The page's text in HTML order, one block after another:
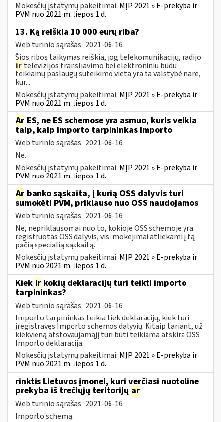
Mokesčių įstatymų pakeitimai: MĮP 2021 » E-prekyba ir
PVM nuo 2021 m. liepos 1 d.
13. Ką reiškia 10 000 eurų riba?
Web turinio sąrašas 2021-06-16
Šios ribos taikymas reiškia, jog telekomunikacijų, radijo
ir televizijos transliavimo bei elektroniniu būdu
teikiamų paslaugų suteikimo vieta yra ta valstybė narė,
kur...
Mokesčių įstatymų pakeitimai: MĮP 2021 » E-prekyba ir
PVM nuo 2021 m. liepos 1 d.
Ar ES, ne ES schemose yra asmuo, kuris veikia
taip, kaip importo tarpininkas Importo
Web turinio sąrašas 2021-06-16
Ne.
Mokesčių įstatymų pakeitimai: MĮP 2021 » E-prekyba ir
PVM nuo 2021 m. liepos 1 d.
Ar banko sąskaita, į kurią OSS dalyvis turi
sumokėti PVM, priklauso nuo OSS naudojamos
Web turinio sąrašas 2021-06-16
Ne, nepriklausomai nuo to, kokioje OSS schemoje yra
registruotas OSS dalyvis, visi mokėjimai atliekami į tą
pačią specialią sąskaitą.
Mokesčių įstatymų pakeitimai: MĮP 2021 » E-prekyba ir
PVM nuo 2021 m. liepos 1 d.
Kiek ir kokių deklaracijų turi teikti importo
tarpininkas?
Web turinio sąrašas 2021-06-16
Importo tarpininkas teikia tiek deklaracijų, kiek turi
įregistravęs Importo schemos dalyvių. Kitaip tariant, už
kiekvieną atstovaujamąjį turi būti teikiama atskira OSS
Importo deklaracija.
Mokesčių įstatymų pakeitimai: MĮP 2021 » E-prekyba ir
PVM nuo 2021 m. liepos 1 d.
rinktis Lietuvos įmonei, kuri verčiasi nuotoline
prekyba iš trečiųjų teritorijų ar
Web turinio sąrašas 2021-06-16
Importo schemą.